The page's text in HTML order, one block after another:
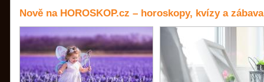
Nově na HOROSKOP.cz – horoskopy, kvízy a zábava